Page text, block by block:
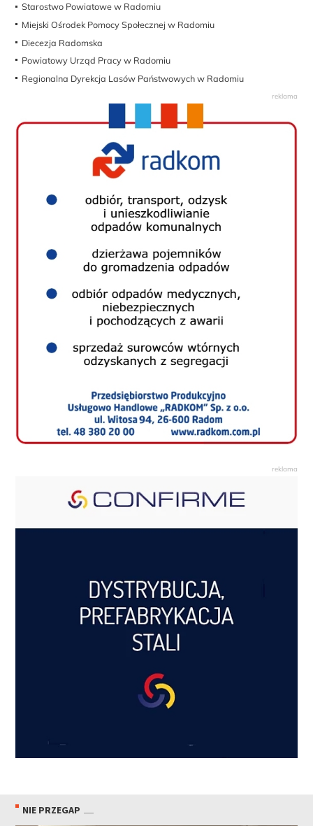
Starostwo Powiatowe w Radomiu
Miejski Ośrodek Pomocy Społecznej w Radomiu
Diecezja Radomska
Powiatowy Urząd Pracy w Radomiu
Regionalna Dyrekcja Lasów Państwowych w Radomiu
NIE PRZEGAP